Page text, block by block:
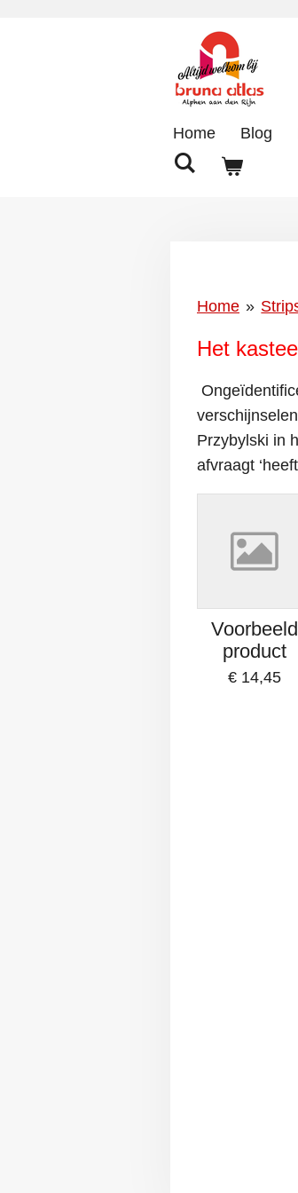
Home Blog
Home »
Het
Przybylski in
afvraagt
Voorbeeld
product
€ 14,45